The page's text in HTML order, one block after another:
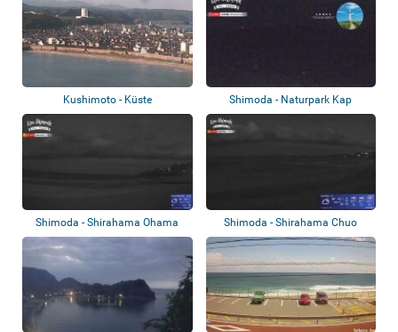
Kushimoto - Küste
Shimoda - Naturpark Kap
Tsumekizaki
Shimoda - Shirahama Ohama
Beach
Shimoda - Shirahama Chuo
Strand